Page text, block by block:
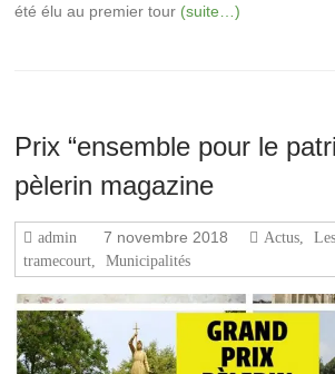
été élu au premier tour (suite…)
Prix “ensemble pour le
pèlerin magazine
admin 7 novembre 2018 Actus
tramecourt
Municipalités